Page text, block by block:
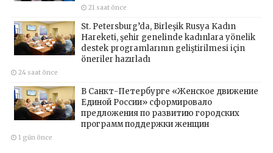
21 saat önce
St. Petersburg’da, Birleşik Rusya Kadın
Hareketi, şehir genelinde kadınlara yönelik
destek programlarının geliştirilmesi için
öneriler hazırladı
24 saat önce
В Санкт-Петербурге «Женское движение
Единой России» сформировало
предложения по развитию городских
программ поддержки женщин
1 gün önce